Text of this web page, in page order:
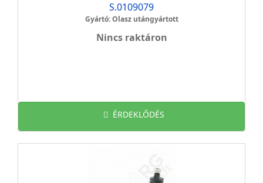
S.0109079
Gyártó: Olasz utángyártott
Nincs raktáron
ÉRDEKLŐDÉS